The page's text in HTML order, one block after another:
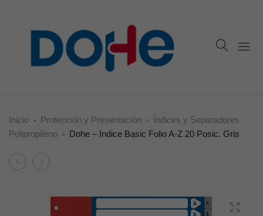
Inicio Protección y Presentación
Índices y Separadores
Polipropileno
Dohe – Indice Basic Folio A-Z 20 Posic. Gris
Product
Dohe
Indice
Dohe
Indice